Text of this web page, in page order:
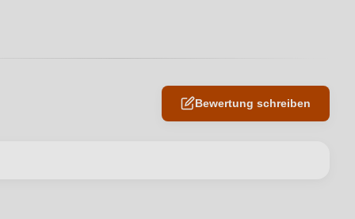
Bewertung schreiben